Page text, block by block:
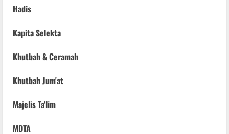
Hadis
Kapita Selekta
Khutbah & Ceramah
Khutbah Jum'at
Majelis Ta'lim
MDTA